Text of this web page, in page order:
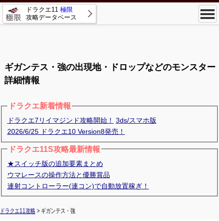
ドラクエ11 極限
攻略データベース
ギガンテス・強の出現地・ドロップなどのモンスター
詳細情報
ドラクエ新着情報
ドラクエ7リイマジンド攻略開始！
3ds/スマホ版
2026/6/25 ドラクエ10 Version8発売！
ドラクエ11S攻略最新情報
★スイッチ版の追加要素まとめ
ウマレースの操作方法と優勝賞品
連射コントローラー(連コン)で自動放置稼ぎ！
ドラクエ11攻略 > ギガンテス・強